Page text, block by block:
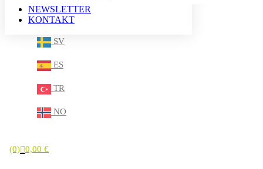
IT
SV
ES
TR
NO
(0) 0,00 €
NEWSLETTER
KONTAKT